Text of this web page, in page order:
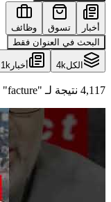
أخبار تسوق
وظائف
البحث في العنوان فقط
الكل4k أخبار 1k
4,117 نتيجة لـ "facture"